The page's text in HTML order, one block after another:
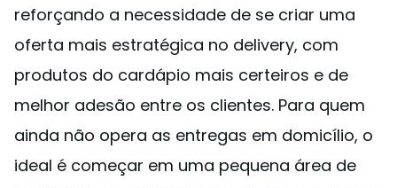
reforçando a necessidade de se criar uma
oferta mais estratégica no delivery, com
produtos do cardápio mais certeiros e de
melhor adesão entre os clientes. Para quem
ainda não opera as entregas em domicílio, o
ideal é começar em uma pequena área de